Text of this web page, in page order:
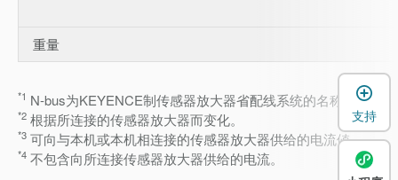
重量
*1 N-bus为KEYENCE制传感器放大器省配线系统的名称。
*2 根据所连接的传感器放大器而变化。
*3 可向与本机或本机相连接的传感器放大器供给的电流値。
*4 不包含向所连接传感器放大器供给的电流。
支持